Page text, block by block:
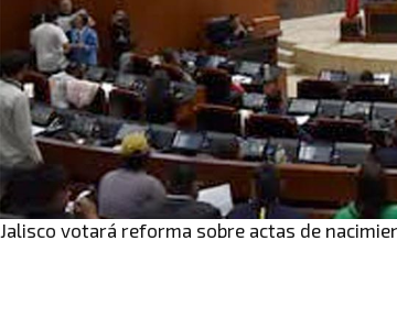
Jalisco votará reforma sobre actas de